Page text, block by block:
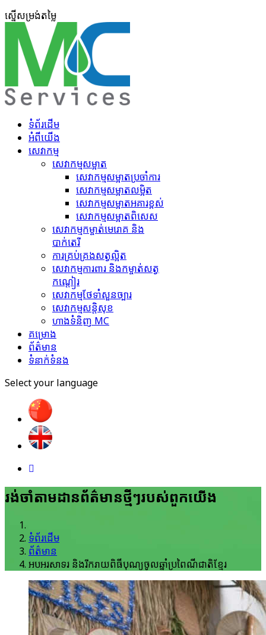
ស្នើ​សម្រង់​តម្លៃ
ទំព័រដើម
អំពីយើង
សេវាកម្ម
សេវាកម្មសម្អាត
សេវាកម្ម​សម្អាតប្រចាំការ
សេវាកម្ម​សម្អាត​លម្អិត
សេវាកម្ម​សម្អាត​អគារខ្ពស់
សេវាកម្ម​សម្អាត​ពិសេស
សេវាកម្ម​កម្ចាត់​មេរោគ និង
បាក់តេរី
ការគ្រប់គ្រង​សត្វល្អិត​
សេវាកម្ម​ការពារ និងកម្ចាត់​សត្វ
កណ្តៀរ
សេវាកម្ម​ថែទាំ​សួនច្បារ
សេវាកម្ម​សន្តិសុខ
ហាង​ទំនិញ MC
គ​ម្រោ​ង
ព័ត៌មាន
ទំនាក់ទំនង
Select your language
រង់ចាំ​តាមដាន​ព័ត៌មាន​ថ្មីៗ​របស់​ពួកយើង
ទំព័រដើម
ព័ត៌មាន
អបអរសាទរ និងរីករាយពិធីបុណ្យចូលឆ្នាំប្រពៃណីជាតិខ្មែរ